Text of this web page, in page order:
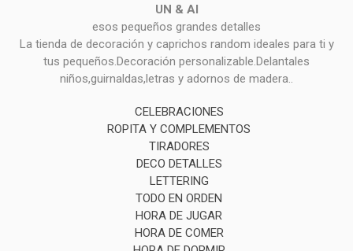
UN & AI
esos pequeños grandes detalles
La tienda de decoración y caprichos random ideales para ti y
tus pequeños.Decoración personalizable.Delantales
niños,guirnaldas,letras y adornos de madera..
CELEBRACIONES
ROPITA Y COMPLEMENTOS
TIRADORES
DECO DETALLES
LETTERING
TODO EN ORDEN
HORA DE JUGAR
HORA DE COMER